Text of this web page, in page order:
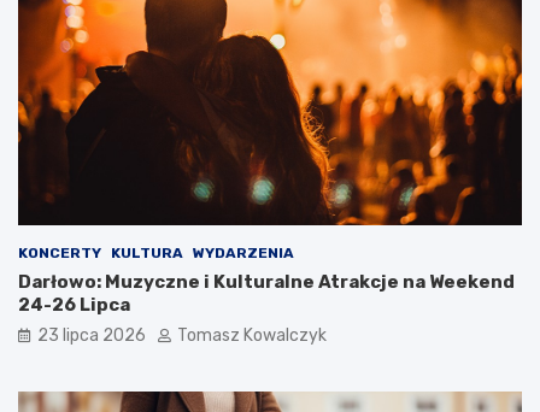
KONCERTY KULTURA WYDARZENIA
Darłowo: Muzyczne i Kulturalne Atrakcje na Weekend
24-26 Lipca
23 lipca 2026 Tomasz Kowalczyk